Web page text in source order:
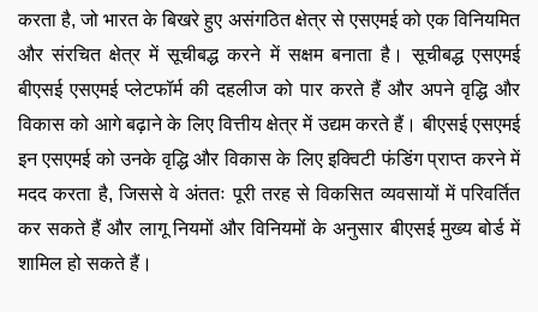
करता है, जो भारत के बिखरे हुए असंगठित क्षेत्र से एसएमई को एक विनियमित
और संरचित क्षेत्र में सूचीबद्ध करने में सक्षम बनाता है। सूचीबद्ध एसएमई
बीएसई एसएमई प्लेटफॉर्म की दहलीज को पार करते हैं और अपने वृद्धि और
विकास को आगे बढ़ाने के लिए वित्तीय क्षेत्र में उद्यम करते हैं। बीएसई एसएमई
इन एसएमई को उनके वृद्धि और विकास के लिए इक्विटी फंडिंग प्राप्त करने में
मदद करता है, जिससे वे अंततः पूरी तरह से विकसित व्यवसायों में परिवर्तित
कर सकते हैं और लागू नियमों और विनियमों के अनुसार बीएसई मुख्य बोर्ड में
शामिल हो सकते हैं।